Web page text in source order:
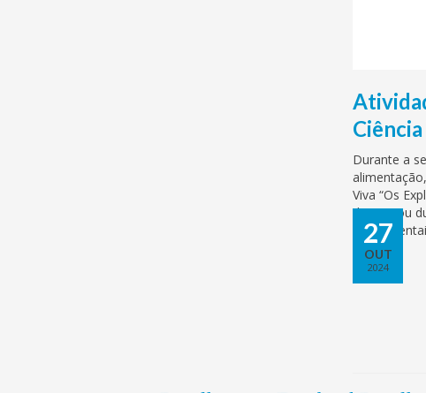
27
OUT
2024
Durante a
Viva “Os
dinamizou